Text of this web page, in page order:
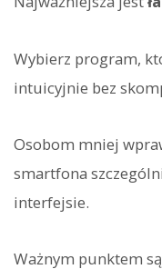
Wybierz program,
intuicyjnie bez
Osobom mniej
smartfona
interfejsie.
Ważnym punktem